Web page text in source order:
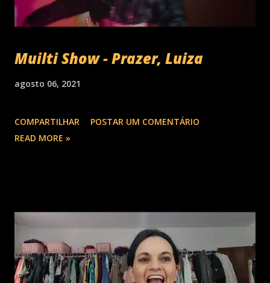
Muilti Show - Prazer, Luiza
agosto 06, 2021
COMPARTILHAR
POSTAR UM COMENTÁRIO
READ MORE »